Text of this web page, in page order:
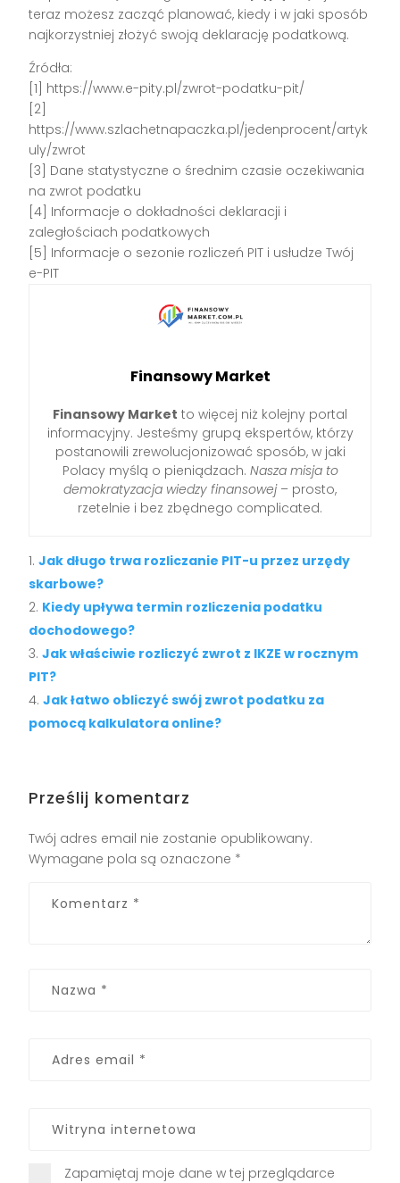
teraz możesz zacząć planować, kiedy i w jaki sposób
najkorzystniej złożyć swoją deklarację podatkową.
Źródła:
[1] https://www.e-pity.pl/zwrot-podatku-pit/
[2]
https://www.szlachetnapaczka.pl/jedenprocent/artyk
uly/zwrot
[3] Dane statystyczne o średnim czasie oczekiwania
na zwrot podatku
[4] Informacje o dokładności deklaracji i
zaległościach podatkowych
[5] Informacje o sezonie rozliczeń PIT i usłudze Twój
e-PIT
Finansowy Market
Finansowy Market to więcej niż kolejny portal
informacyjny. Jesteśmy grupą ekspertów, którzy
postanowili zrewolucjonizować sposób, w jaki
Polacy myślą o pieniądzach. Nasza misja to
demokratyzacja wiedzy finansowej– prosto,
rzetelnie i bez zbędnego complicated.
Jak długo trwa rozliczanie PIT-u przez urzędy
skarbowe?
Kiedy upływa termin rozliczenia podatku
dochodowego?
Jak właściwie rozliczyć zwrot z IKZE w rocznym
PIT?
Jak łatwo obliczyć swój zwrot podatku za
pomocą kalkulatora online?
Prześlij komentarz
Twój adres email nie zostanie opublikowany.
Wymagane pola są oznaczone *
Zapamiętaj moje dane w tej przeglądarce